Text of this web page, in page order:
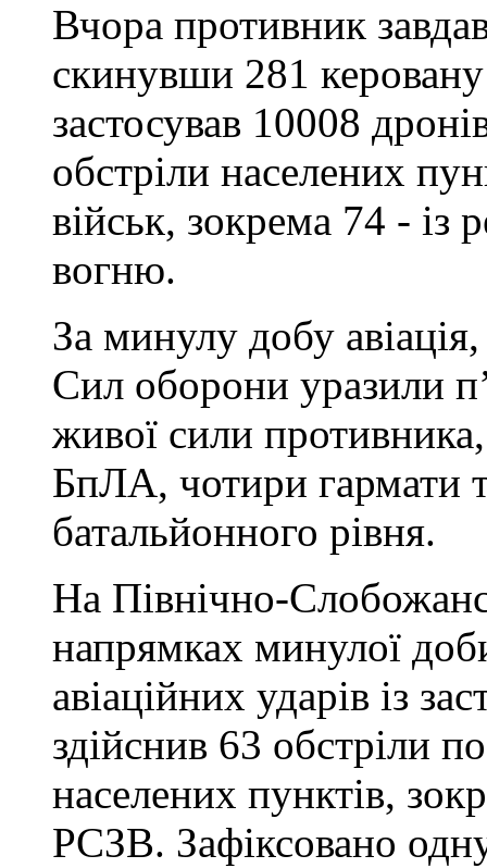
Вчора противник
скинувши 281
застосував 10008
обстріли населених
військ, зокрема 74 - із
вогню.
За минулу добу авіація,
Сил оборони уразили
живої сили
БпЛА, чотири гармати
батальйонного рівня.
На Північно-
напрямках минулої
авіаційних ударів із
здійснив 63 обстріли
населених пунктів,
РСЗВ. Зафіксовано